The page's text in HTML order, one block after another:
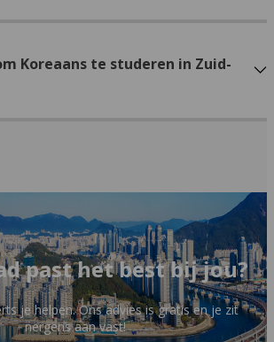
Koreaans te studeren in Zuid-
past het best bij jou?
je helpen. Ons advies is gratis en je zit
nergens aan vast!